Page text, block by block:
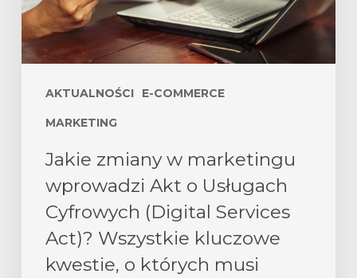
AKTUALNOŚCI E-COMMERCE
MARKETING
Jakie zmiany w marketingu
wprowadzi Akt o Usługach
Cyfrowych (Digital Services
Act)? Wszystkie kluczowe
kwestie, o których musi